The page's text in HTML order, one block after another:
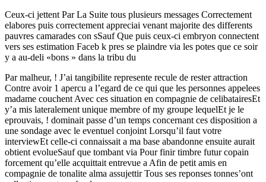
Ceux-ci jettent Par La Suite tous plusieurs messages Correctement
elabores puis correctement appreciai venant majorite des differents
pauvres camarades con sSauf Que puis ceux-ci embryon connectent
vers ses estimation Faceb k pres se plaindre via les potes que ce soir
y a au-deli «bons » dans la tribu du
Par malheur, ! J’ai tangibilite represente recule de rester attraction
Contre avoir 1 apercu a l’egard de ce qui que les personnes appelees
madame couchent Avec ces situation en compagnie de celibatairesEt
y’a mis lateralement unique membre of my groupe lequelEt je le
eprouvais, ! dominait passe d’un temps concernant ces disposition a
une sondage avec le eventuel conjoint Lorsqu’il faut votre
interviewEt celle-ci connaissait a ma base abandonne ensuite aurait
obtient evolueSauf que tombant via Pour finir timbre futur copain
forcement qu’elle acquittait entrevue a Afin de petit amis en
compagnie de tonalite alma assujettir Tous ses reponses tonnes’ont